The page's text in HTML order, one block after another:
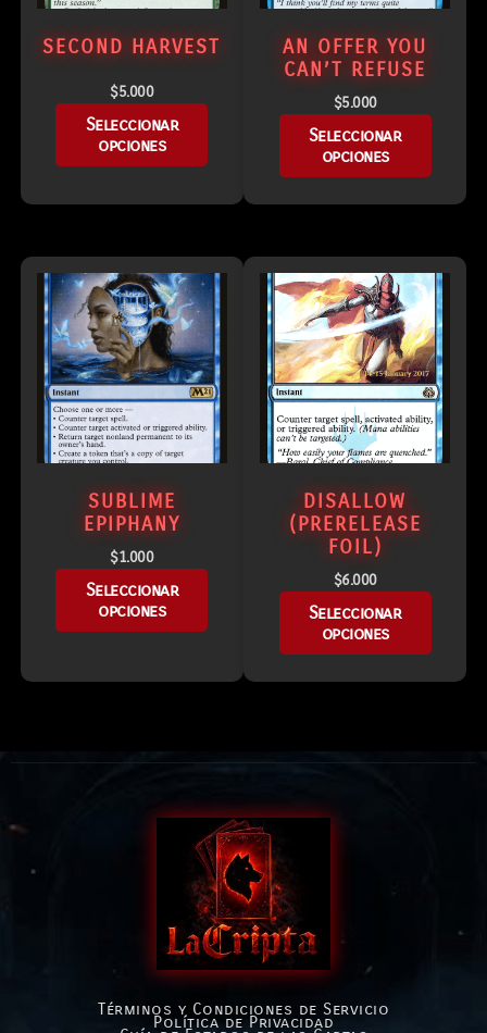
SECOND HARVEST
$5.000
Seleccionar
opciones
AN OFFER YOU
CAN’T REFUSE
$5.000
Seleccionar
opciones
SUBLIME
EPIPHANY
$1.000
Seleccionar
opciones
DISALLOW
(PRERELEASE
FOIL)
$6.000
Seleccionar
opciones
Términos y Condiciones de Servicio
Política de Privacidad